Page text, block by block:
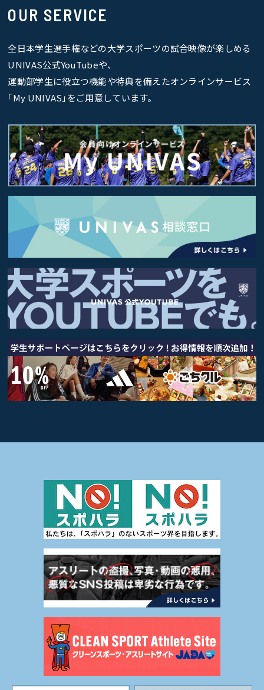
OUR SERVICE
全日本学生選手権などの大学スポーツの試合映像が楽しめる
UNIVAS公式YouTubeや、
運動部学生に役立つ機能や特典を備えたオンラインサービス
｢My UNIVAS｣をご用意しています。